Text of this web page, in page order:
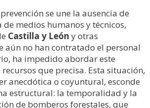
se une la ausencia de
medios humanos y técnicos,
Castilla y León y otras
aún no han contratado el personal
ha impedido abordar este
que precisa. Esta situación,
anecdótica o coyuntural, esconde
estructural: la temporalidad y la
de bomberos forestales, que